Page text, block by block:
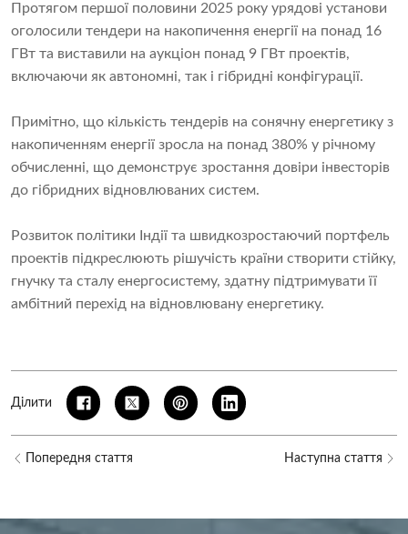
Протягом першої половини 2025 року урядові установи
оголосили тендери на накопичення енергії на понад 16
ГВт та виставили на аукціон понад 9 ГВт проектів,
включаючи як автономні, так і гібридні конфігурації.
Примітно, що кількість тендерів на сонячну енергетику з
накопиченням енергії зросла на понад 380% у річному
обчисленні, що демонструє зростання довіри інвесторів
до гібридних відновлюваних систем.
Розвиток політики Індії та швидкозростаючий портфель
проектів підкреслюють рішучість країни створити стійку,
гнучку та сталу енергосистему, здатну підтримувати її
амбітний перехід на відновлювану енергетику.
Ділити
Попередня стаття Наступна стаття